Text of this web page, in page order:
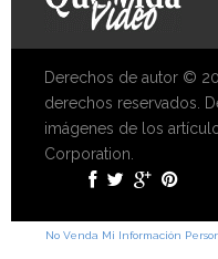
Derechos de autor ©
derechos reservados.
imágenes de los
Corporation.
No Venda Mi Información